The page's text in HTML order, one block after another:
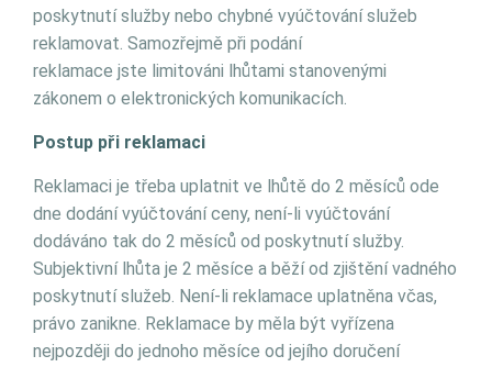
poskytnutí služby nebo chybné vyúčtování služeb
reklamovat. Samozřejmě při podání
reklamace jste limitováni lhůtami stanovenými
zákonem o elektronických komunikacích.
Postup při reklamaci
Reklamaci je třeba uplatnit ve lhůtě do 2 měsíců ode
dne dodání vyúčtování ceny, není-li vyúčtování
dodáváno tak do 2 měsíců od poskytnutí služby.
Subjektivní lhůta je 2 měsíce a běží od zjištění vadného
poskytnutí služeb. Není-li reklamace uplatněna včas,
právo zanikne. Reklamace by měla být vyřízena
nejpozději do jednoho měsíce od jejího doručení